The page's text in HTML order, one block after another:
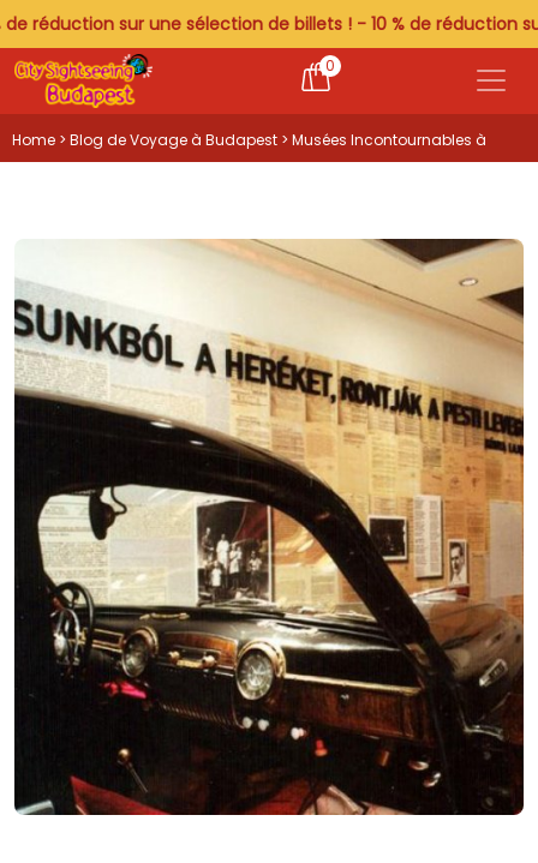
sur une sélection de billets ! - 10 % de réduction sur
0
Home > Blog de Voyage à Budapest > Musées Incontournables à
Budapest